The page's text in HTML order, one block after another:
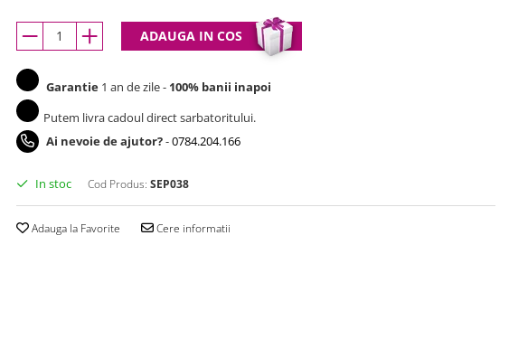
ADAUGA IN COS
Garantie 1 an de zile - 100% banii inapoi
Putem livra cadoul direct sarbatoritului.
Ai nevoie de ajutor?-0784.204.166
In stoc Cod Produs: SEP038
Adauga la Favorite Cere informatii